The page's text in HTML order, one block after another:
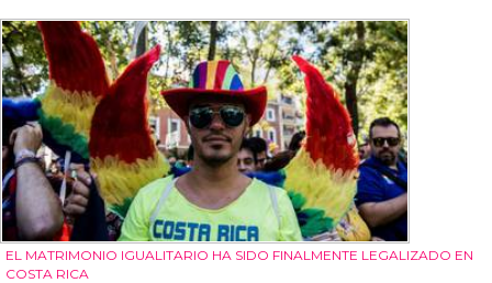
EL MATRIMONIO IGUALITARIO HA SIDO FINALMENTE LEGALIZADO EN
COSTA RICA